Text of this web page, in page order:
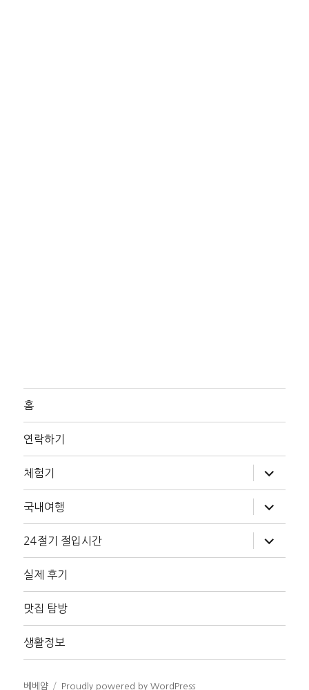
홈
연락하기
체험기
위
메
확
장
국내여행
위
메
확
장
24절기 절입시간
위
메
장
실제 후기
맛집 탐방
생활정보
베베얌 Proudly powered by WordPress